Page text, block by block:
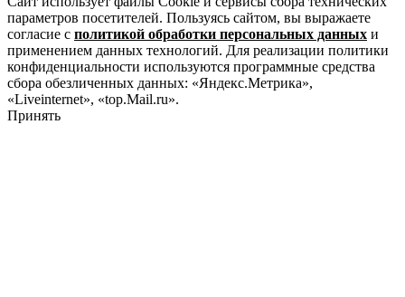
параметров посетителей. Пользуясь сайтом, вы выражаете
согласие с политикой обработки персональных данных и
применением данных технологий. Для реализации политики
конфиденциальности используются программные средства
сбора обезличенных данных: «Яндекс.Метрика»,
«Liveinternet», «top.Mail.ru».
Принять